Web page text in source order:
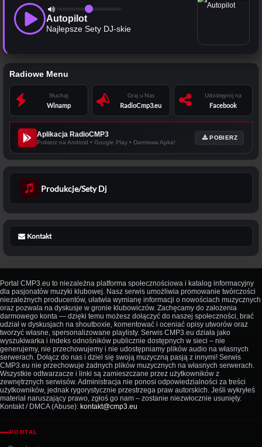
Autopilot
Najlepsze Sety DJ-skie
Radiowe Menu
Słuchaj
Winamp
Graj u Nas
RadioCmp3.eu
Udostępnij na
Facebook
Aplikacja RadioCMP3
Pobierz na Android • Google Play • Darmowa Apka!
POBIERZ
Produkcje/Sety Dj
Kontakt
Portal CMP3.eu to niezależna platforma społecznościowa i katalog informacyjny
dla pasjonatów muzyki klubowej. Nasz serwis umożliwia promowanie twórczości
niezależnych producentów, ułatwia wymianę informacji o nowościach muzycznych
oraz pozwala na dyskusje w gronie klubowiczów. Zachęcamy do założenia
darmowego konta — dzięki temu możesz dołączyć do naszej społeczności, brać
udział w dyskusjach na shoutboxie, komentować i oceniać opisy utworów oraz
tworzyć własne, spersonalizowane playlisty. Serwis CMP3.eu działa jako
wyszukiwarka i indeks odnośników publicznie dostępnych w sieci – nie
generujemy, nie przechowujemy i nie udostępniamy plików audio na własnych
serwerach. Dołącz do nas i dziel się swoją muzyczną pasją z innymi! Serwis
CMP3.eu nie przechowuje żadnych plików muzycznych na własnych serwerach.
Wszystkie odtwarzacze i linki są zamieszczane przez użytkowników z
zewnętrznych serwisów. Administracja nie ponosi odpowiedzialności za treści
użytkowników, jednak rygorystycznie przestrzega praw autorskich. Jeśli wykryłeś
materiał naruszający prawo, zgłoś go nam – zostanie niezwłocznie usunięty.
Kontakt / DMCA (Abuse): kontakt@cmp3.eu
PORTAL